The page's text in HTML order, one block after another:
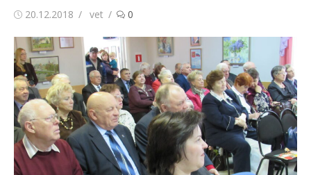
Опубликовано
20.12.2018 Автор
vet 0